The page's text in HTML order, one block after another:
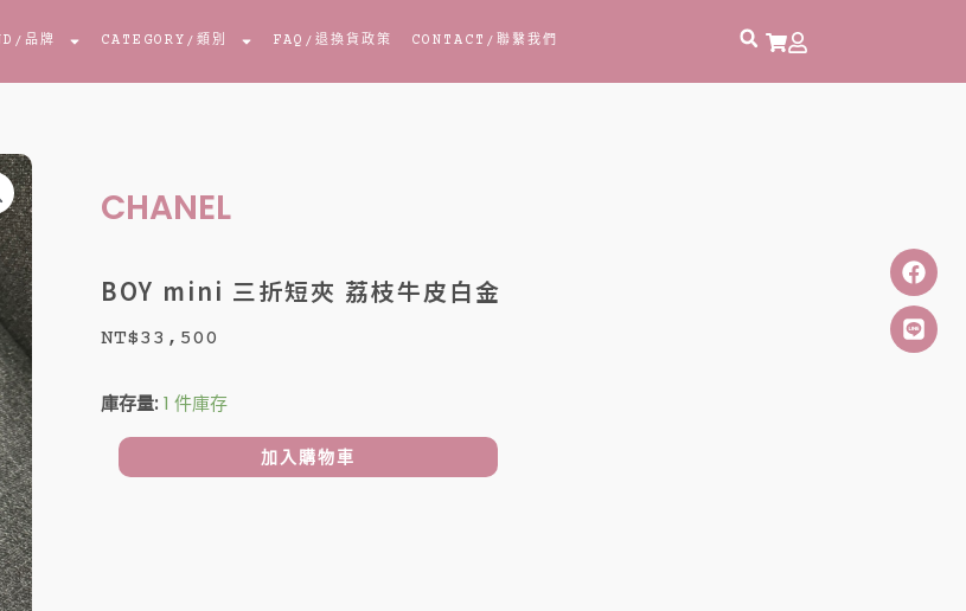
/品牌 CATEGORY /類別 FAQ /退換貨政策 CONTACT /聯繫我們
CHANEL
BOY mini 三折短夾 荔枝牛皮白金
NT$33,500
庫存量: 1 件庫存
mini
加入購物車